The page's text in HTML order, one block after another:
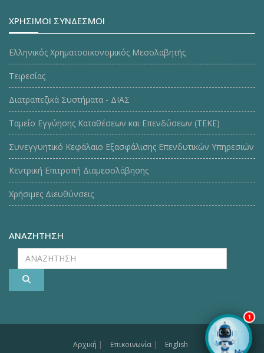
1
ΧΡΗΣΙΜΟΙ ΣΥΝΔΕΣΜΟΙ
Ελληνικός Χρηματοοικονομικός Μεσολαβητής
Τειρεσίας
Διατραπεζικά Συστήματα - ΔΙΑΣ
Ταμείο Εγγύησης Καταθέσεων και Επενδύσεων (ΤΕΚE)
Συνεγγυητικό Κεφάλαιο Εξασφάλισης Επενδυτικών Υπηρεσιών
Κεντρική Επιτροπή Διαμεσολάβησης
Χρήσιμες Διευθύνσεις
ΑΝΑΖΗΤΗΣΗ
ΑΝΑΖΗΤΗΣΗ
Αρχική | Επικοινωνία | English